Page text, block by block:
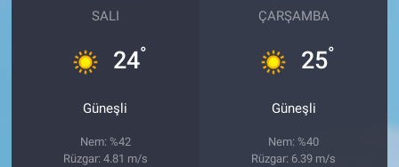
SALI
24°
Güneşli
Nem: %42
Rüzgar: 4.81 m/s
ÇARŞAMBA
25°
Güneşli
Nem: %40
Rüzgar: 6.39 m/s